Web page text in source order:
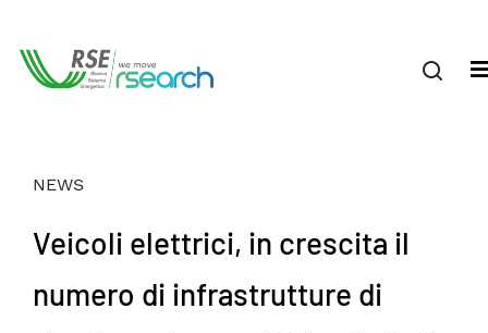
NEWS
Veicoli elettrici, in crescita il
numero di infrastrutture di